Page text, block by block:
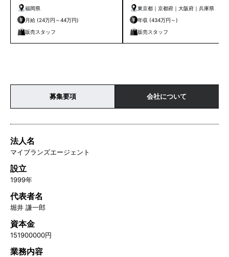
福岡県
月給 (24万円～44万円)
販売スタッフ
東京都｜京都府｜大阪府｜兵庫県
年収 (434万円～)
販売スタッフ
募集要項 会社について
法人名
マイブランズエージェント
設立
1999年
代表者名
堀井 謙一郎
資本金
151900000円
業務内容